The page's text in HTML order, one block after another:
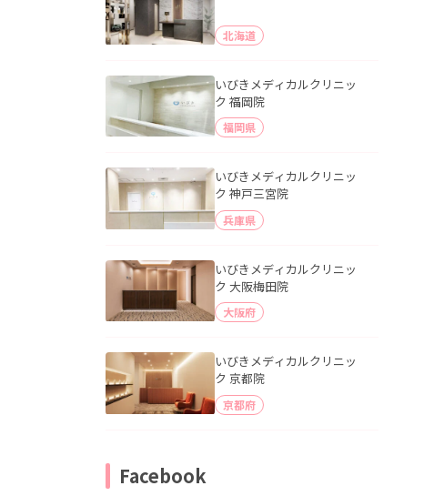
北海道
いびきメディカルクリニッ
ク 福岡院
福岡県
いびきメディカルクリニッ
ク 神戸三宮院
兵庫県
いびきメディカルクリニッ
ク 大阪梅田院
大阪府
いびきメディカルクリニッ
ク 京都院
京都府
Facebook